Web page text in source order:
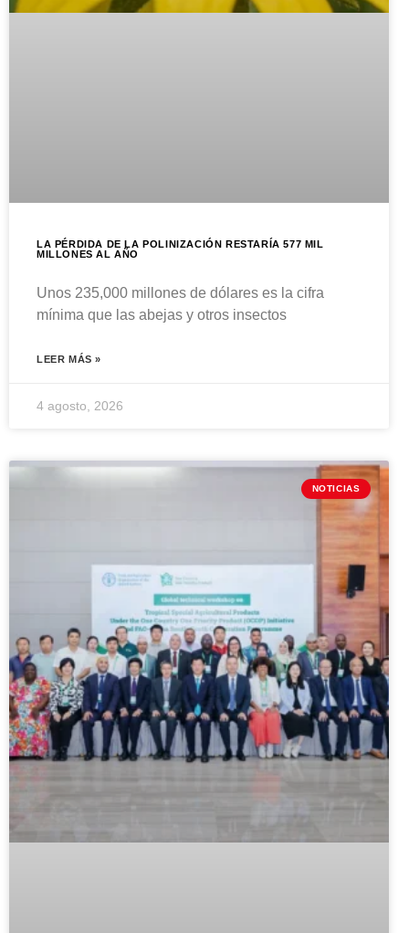
LA PÉRDIDA DE LA POLINIZACIÓN RESTARÍA 577 MIL
MILLONES AL AÑO
Unos 235,000 millones de dólares es la cifra
mínima que las abejas y otros insectos
LEER MÁS »
4 agosto, 2026
NOTICIAS